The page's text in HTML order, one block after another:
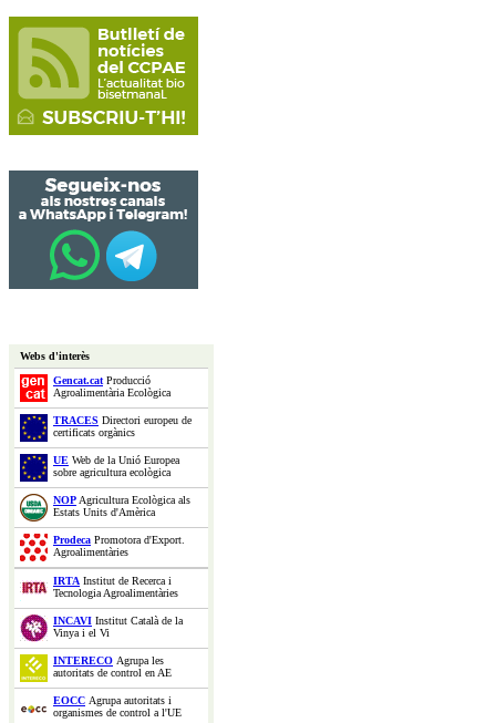
Webs d'interès
Gencat.catProducció
Agroalimentària Ecològica
TRACES Directori europeu de
certificats orgànics
UE Web de la Unió Europea
sobre agricultura ecològica
NOPAgricultura Ecològica als
Estats Units d'Amèrica
Prodeca Promotora d'Export.
Agroalimentàries
IRTA Institut de Recerca i
Tecnologia Agroalimentàries
INCAVI Institut Català de la
Vinya i el Vi
INTERECO Agrupa les
autoritats de control en AE
EOCC Agrupa autoritats i
organismes de control a l'UE